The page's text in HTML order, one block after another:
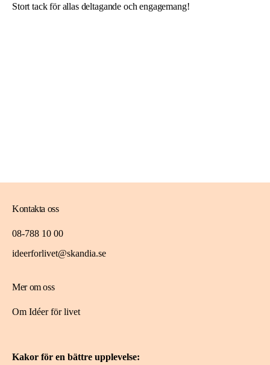
Stort tack för allas deltagande och engagemang!
Mer om oss
Om Idéer för livet
Kontakta oss
08-788 10 00
ideerforlivet@skandia.se
Kakor för en bättre upplevelse: